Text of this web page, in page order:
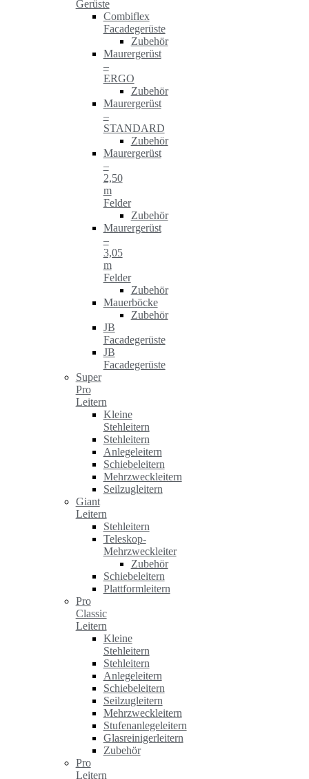
Gerüste
Combiflex
Facadegerüste
Zubehör
Maurergerüst
–
ERGO
Zubehör
Maurergerüst
–
STANDARD
Zubehör
Maurergerüst
–
2,50
m
Felder
Zubehör
Maurergerüst
–
3,05
m
Felder
Zubehör
Mauerböcke
Zubehör
JB
Facadegerüste
JB
Facadegerüste
Super
Pro
Leitern
Kleine
Stehleitern
Stehleitern
Anlegeleitern
Schiebeleitern
Mehrzweckleitern
Seilzugleitern
Giant
Leitern
Stehleitern
Teleskop-
Mehrzweckleiter
Zubehör
Schiebeleitern
Plattformleitern
Pro
Classic
Leitern
Kleine
Stehleitern
Stehleitern
Anlegeleitern
Schiebeleitern
Seilzugleitern
Mehrzweckleitern
Stufenanlegeleitern
Glasreinigerleitern
Zubehör
Pro
Leitern